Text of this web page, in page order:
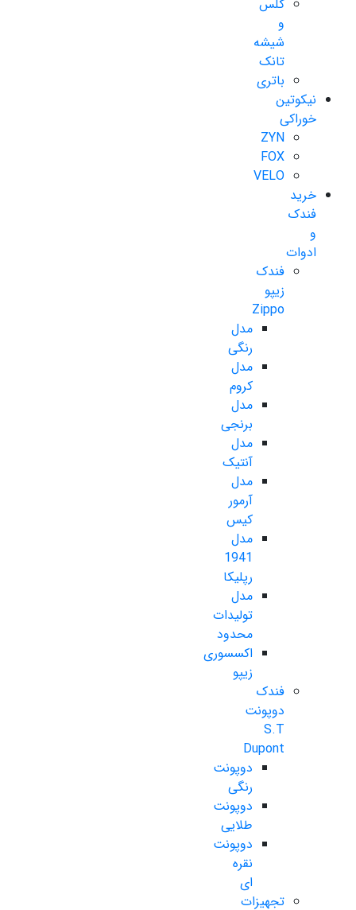
گلس
و
شیشه
تانک
باتری
نیکوتین
خوراکی
ZYN
FOX
VELO
خرید
فندک
و
ادوات
فندک
زیپو
Zippo
مدل
رنگی
مدل
کروم
مدل
برنجی
مدل
آنتیک
مدل
آرمور
کیس
مدل
1941
رپلیکا
مدل
تولیدات
محدود
اکسسوری
زیپو
فندک
دوپونت
S.T
Dupont
دوپونت
رنگی
دوپونت
طلایی
دوپونت
نقره
ای
تجهیزات